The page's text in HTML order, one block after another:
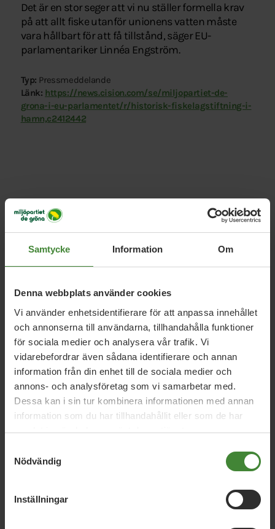
Samtycke Information Om
Denna webbplats använder cookies
Vi använder enhetsidentifierare för att anpassa innehållet
och annonserna till användarna, tillhandahålla funktioner
för sociala medier och analysera vår trafik. Vi
vidarebefordrar även sådana identifierare och annan
information från din enhet till de sociala medier och
annons- och analysföretag som vi samarbetar med.
Dessa kan i sin tur kombinera informationen med annan
information som du har tillhandahållit eller som de har
samlat in när du har använt deras tjänster.
Nödvändig
Inställningar
Det är en stor seger att vi nu ställer formella krav
på att allt fiske utanför unionens vatten måste
vara hållbart för att få tillstånd, säger EU-
parlamentariker Linnéa Engström.
Typ: Pressmeddelande
Länk: https://news.cision.com/se/miljopartiet-de-
grona-i-eu-parlamentet/r/historisk-fiskelagstiftning-i-
hamn,c2412442
Relaterade nyheter
Miljöpartiet: Sverige måste ställa krav på
nya datacenter
3 augusti 2026
Pride är över – nu fortsätter kampen för
hbtqi-personers rättigheter
Earth Overshoot Day: Naturkrisen är en